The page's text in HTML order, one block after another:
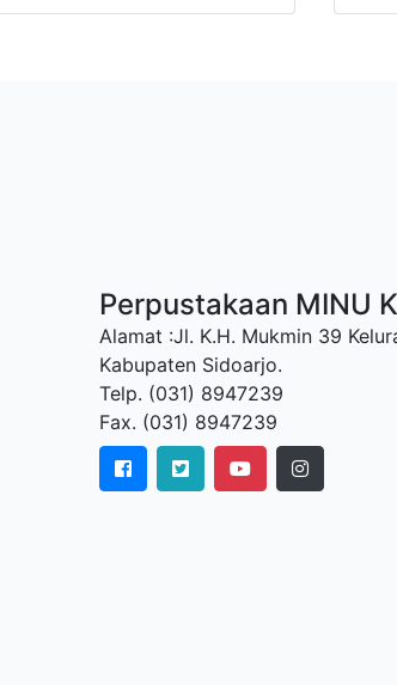
Perpustakaan MINU
Alamat :Jl. K.H. Mukmin 39
Kabupaten Sidoarjo.
Telp. (031) 8947239
Fax. (031) 8947239